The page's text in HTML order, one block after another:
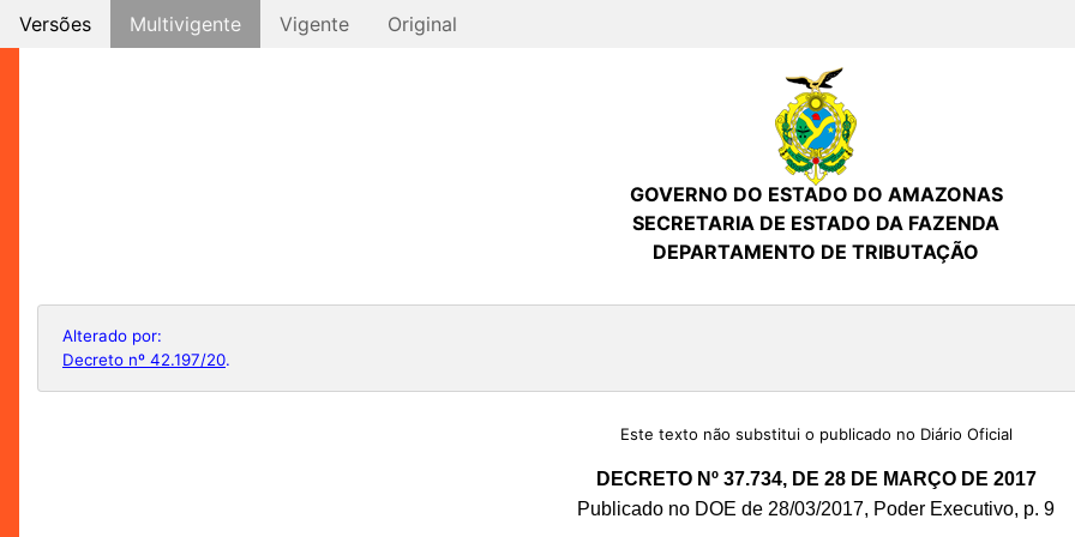
Versões Multivigente Vigente Original
GOVERNO DO ESTADO DO AMAZONAS
SECRETARIA DE ESTADO DA FAZENDA
DEPARTAMENTO DE TRIBUTAÇÃO
Alterado por:
Decreto nº 42.197/20.
Este texto não substitui o publicado no Diário Oficial
DECRETO Nº 37.734, DE 28 DE MARÇO DE 2017
Publicado no DOE de 28/03/2017, Poder Executivo, p. 9